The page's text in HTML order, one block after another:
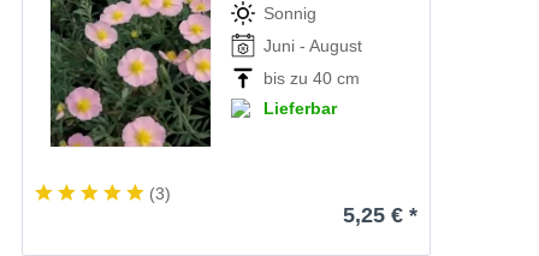
Sonnig
Juni - August
bis zu 40 cm
Lieferbar
(3)
5,25 € *